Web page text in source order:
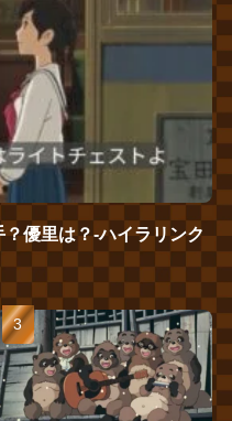
優里は？‐ハイラリンク